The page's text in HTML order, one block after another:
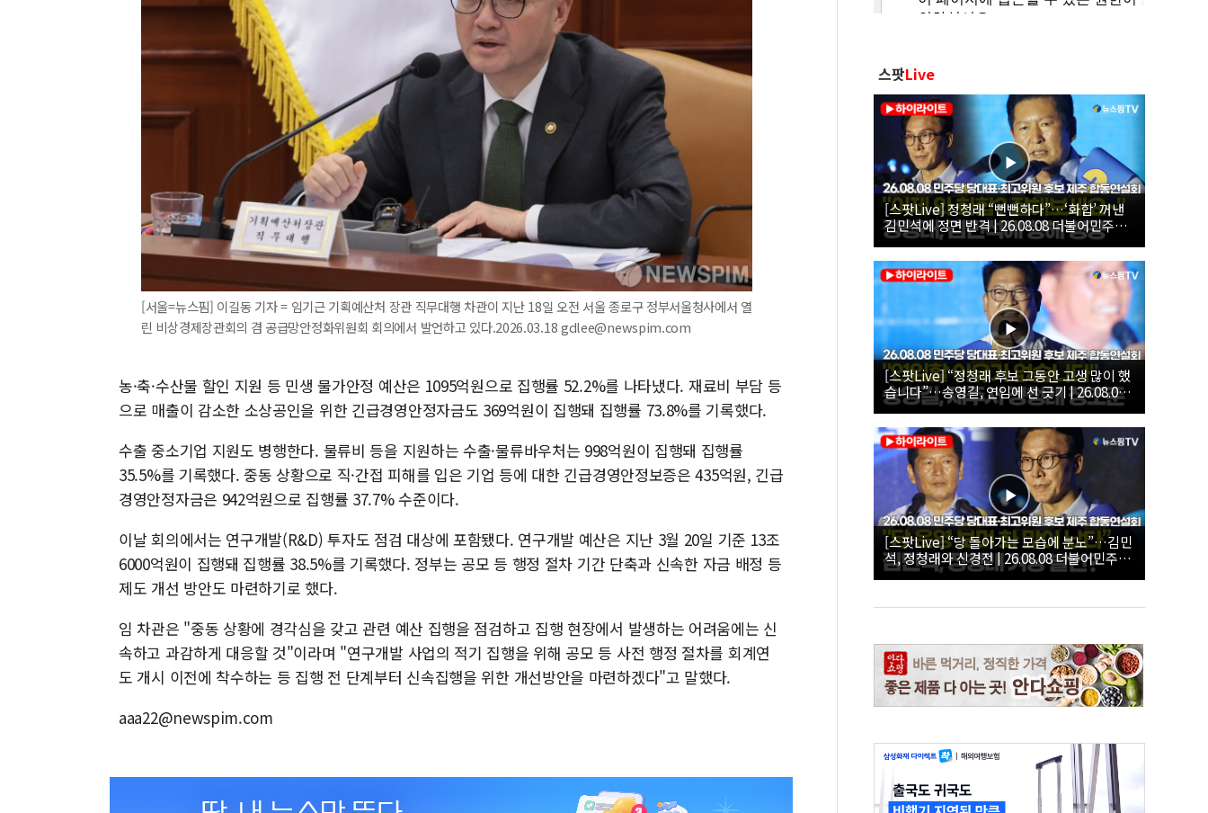
[서울=뉴스핌] 이길동 기자 = 임기근 기획예산처 장관 직무대행 차관이 지난 18일 오전 서울 종로구 정부서울청사에서 열
린 비상경제장관회의 겸 공급망안정화위원회 회의에서 발언하고 있다.2026.03.18 gdlee@newspim.com
농·축·수산물 할인 지원 등 민생 물가안정 예산은 1095억원으로 집행률 52.2%를 나타냈다. 재료비 부담 등
으로 매출이 감소한 소상공인을 위한 긴급경영안정자금도 369억원이 집행돼 집행률 73.8%를 기록했다.
수출 중소기업 지원도 병행한다. 물류비 등을 지원하는 수출·물류바우처는 998억원이 집행돼 집행률
35.5%를 기록했다. 중동 상황으로 직·간접 피해를 입은 기업 등에 대한 긴급경영안정보증은 435억원, 긴급
경영안정자금은 942억원으로 집행률 37.7% 수준이다.
이날 회의에서는 연구개발(R&D) 투자도 점검 대상에 포함됐다. 연구개발 예산은 지난 3월 20일 기준 13조
6000억원이 집행돼 집행률 38.5%를 기록했다. 정부는 공모 등 행정 절차 기간 단축과 신속한 자금 배정 등
제도 개선 방안도 마련하기로 했다.
임 차관은 "중동 상황에 경각심을 갖고 관련 예산 집행을 점검하고 집행 현장에서 발생하는 어려움에는 신
속하고 과감하게 대응할 것"이라며 "연구개발 사업의 적기 집행을 위해 공모 등 사전 행정 절차를 회계연
도 개시 이전에 착수하는 등 집행 전 단계부터 신속집행을 위한 개선방안을 마련하겠다"고 말했다.
aaa22@newspim.com
스팟Live
[스팟Live] 정청래 “뻔뻔하다”…‘화합’ 꺼낸
김민석에 정면 반격 | 26.08.08 더불어민주당
당대표·최고위원 후보 제주 합동연설회
[스팟Live] “정청래 후보 그동안 고생 많이 했
습니다”…송영길, 연임에 선 긋기 | 26.08.08
더불어민주당 당대표·최고위원 후보 제주 합
동연설회
[스팟Live] “당 돌아가는 모습에 분노”…김민
석, 정청래와 신경전 | 26.08.08 더불어민주당
당대표·최고위원 후보 제주 합동연설회